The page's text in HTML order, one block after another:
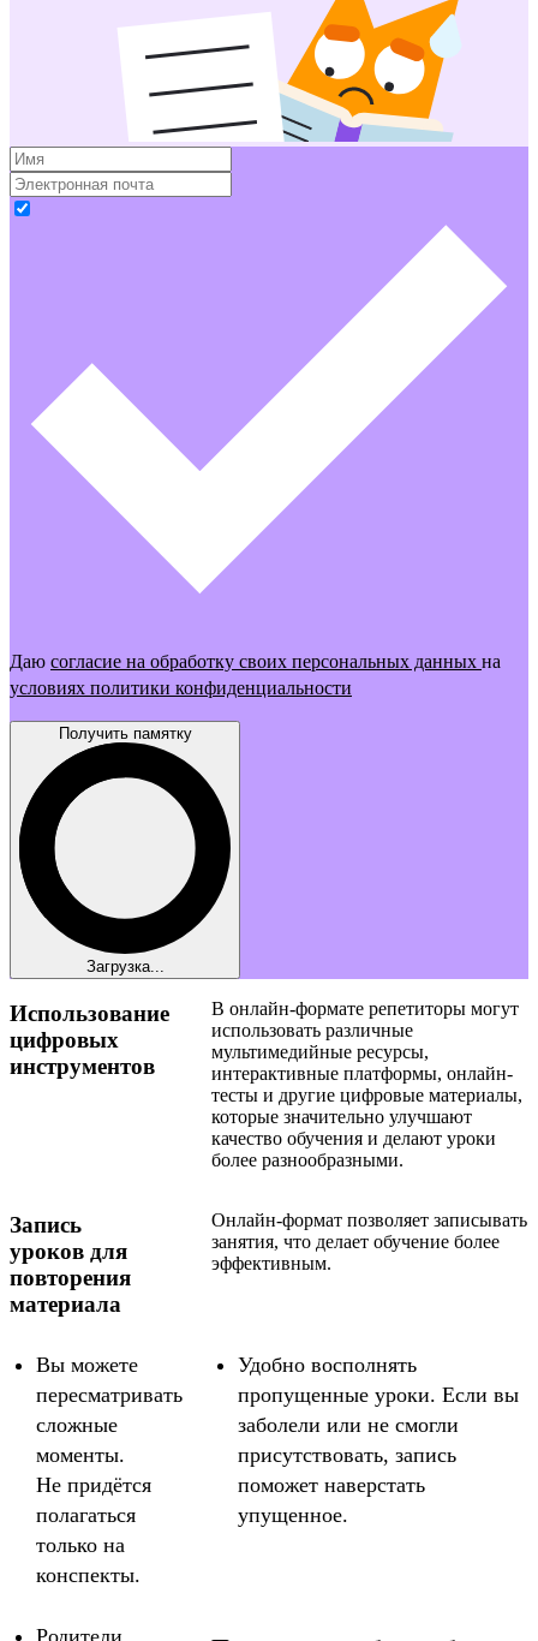
Даю согласие на обработку своих персональных данных на
условиях политики конфиденциальности
Получить памятку
Загрузка...
Использование
цифровых
инструментов
В онлайн-формате репетиторы могут
использовать различные
мультимедийные ресурсы,
интерактивные платформы, онлайн-
тесты и другие цифровые материалы,
которые значительно улучшают
качество обучения и делают уроки
более разнообразными.
Запись
уроков для
повторения
материала
Онлайн-формат позволяет записывать
занятия, что делает обучение более
эффективным.
Вы можете
пересматривать
сложные
моменты.
Не придётся
полагаться
только на
конспекты.
Удобно восполнять
пропущенные уроки. Если вы
заболели или не смогли
присутствовать, запись
поможет наверстать
упущенное.